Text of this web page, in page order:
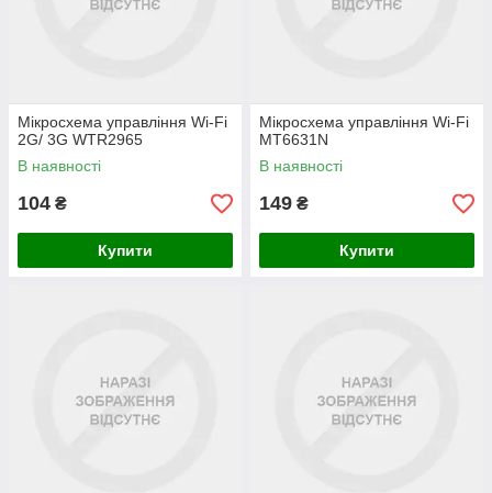
Мікросхема управління Wi-Fi
2G/ 3G WTR2965
В наявності
104 ₴
Купити
Мікросхема управління Wi-Fi
MT6631N
В наявності
149 ₴
Купити